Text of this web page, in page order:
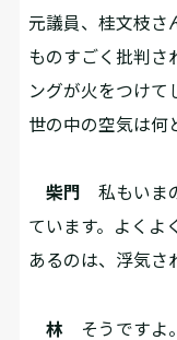
元議員、桂文枝さ
ものすごく批判さ
ングが火をつけて
世の中の空気は何
柴門
私もいま
ています。よくよ
あるのは、浮気さ
林 そうですよ